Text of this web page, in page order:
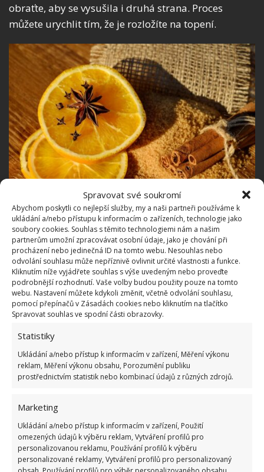
Spravovat své soukromí
Abychom poskytli co nejlepší služby, my a naši partneři používáme k
ukládání a/nebo přístupu k informacím o zařízeních, technologie jako
soubory cookies. Souhlas s těmito technologiemi nám a našim
partnerům umožní zpracovávat osobní údaje, jako je chování při
procházení nebo jedinečná ID na tomto webu. Nesouhlas nebo
odvolání souhlasu může nepříznivě ovlivnit určité vlastnosti a funkce.
Kliknutím níže vyjádřete souhlas s výše uvedeným nebo proveďte
podrobnější rozhodnutí. Vaše volby budou použity pouze na tomto
webu. Nastavení můžete kdykoli změnit, včetně odvolání souhlasu,
pomocí přepínačů v Zásadách cookies nebo kliknutím na tlačítko
Spravovat souhlas ve spodní části obrazovky.
Statistiky
Ukládání a/nebo přístup k informacím v zařízení, Měření výkonu
reklam, Měření výkonu obsahu, Porozumění publiku
prostřednictvím statistik nebo kombinací údajů z různých zdrojů.
Marketing
Ukládání a/nebo přístup k informacím v zařízení, Použití
omezených údajů k výběru reklam, Vytváření profilů pro
personalizovanou reklamu, Používání profilů k výběru
personalizované reklamy, Vytváření profilů pro personalizovaný
obraťte, aby se vysušila i druhá strana. Proces
můžete urychlit tím, že je rozložíte na topení.
Fotografie: Pixabay
Citronový osvěžovač v akci: Na
osvěžení pračky stačí pouhé 2
lžíce společně s octem a vodou
Jak pomerančem provonět dům
Jakmile budete mít hotovo, lze nasušené plátky
využít jako přírodní dekoraci. Umístěte je do
sklenice a podle libosti přidejte další sušené ovoce
nepříjemný zápach, umístěte je na dno
odpadkového koše nebo popelníku.
Zdroj:Racettes Plat